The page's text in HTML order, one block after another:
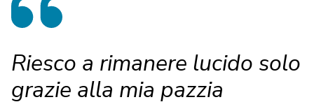
Riesco a rimanere lucido solo
grazie alla mia pazzia